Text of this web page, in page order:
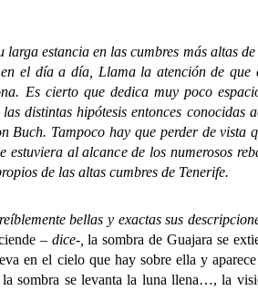
estancia en las cumbres más altas de
el día a día, Llama la atención de que
Es cierto que dedica muy poco
las distintas hipótesis entonces
Buch. Tampoco hay que perder de vista
estuviera al alcance de los numerosos
de las altas cumbres de Tenerife.
bellas y exactas sus
– dice-,la sombra de Guajara se
en el cielo que hay sobre ella y
sombra se levanta la luna llena…, la